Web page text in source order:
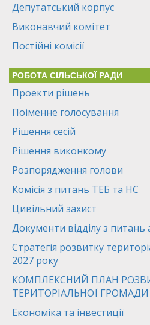
Депутатський корпус
Виконавчий комітет
Постійні комісії
РОБОТА СІЛЬСЬКОЇ РАДИ
Проекти рішень
Поіменне голосування
Рішення сесій
Рішення виконкому
Розпорядження голови
Комісія з питань ТЕБ та НС
Цивільний захист
Документи відділу з питань
Стратегія розвитку
2027 року
КОМПЛЕКСНИЙ ПЛАН
ТЕРИТОРІАЛЬНОЇ ГРОМАДИ
Економіка та інвестиції